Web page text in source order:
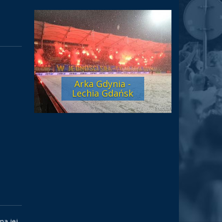
Arka Gdynia -
Lechia Gdańsk